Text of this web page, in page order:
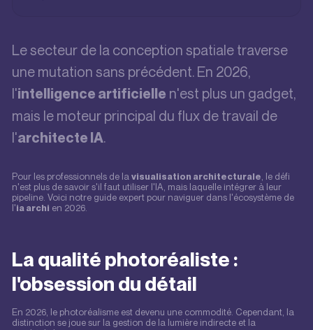
Le secteur de la conception spatiale traverse
une mutation sans précédent. En 2026,
l'intelligence artificielle n'est plus un gadget,
mais le moteur principal du flux de travail de
l'architecte IA.
Pour les professionnels de lavisualisation architecturale , le défi
n'est plus de savoir s'il faut utiliser l'IA, mais laquelle intégrer à leur
pipeline. Voici notre guide expert pour naviguer dans l'écosystème de
l'ia archi en 2026.
La qualité photoréaliste :
l'obsession du détail
En 2026, le photoréalisme est devenu une commodité. Cependant, la
distinction se joue sur la gestion de la lumière indirecte et la